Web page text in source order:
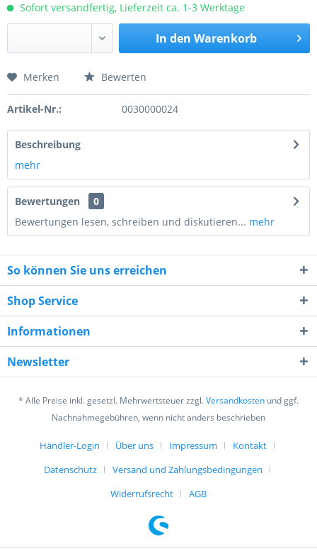
Sofort versandfertig, Lieferzeit ca. 1-3 Werktage
In den Warenkorb
Preis anfragen
8 - 8 = ?
verstanden und stimme zu. *
Mit * gekennzeichnete Felder sind Pflichtfelder.
Merken Bewerten
Artikel-Nr.: 0030000024
Beschreibung
mehr
Bewertungen
0
Bewertungen lesen, schreiben und diskutieren... mehr
So können Sie uns erreichen
Shop Service
Informationen
Newsletter
* Alle Preise inkl. gesetzl. Mehrwertsteuer zzgl.Versandkosten und ggf.
Nachnahmegebühren, wenn nicht anders beschrieben
Händler-Login Über uns Impressum
Kontakt
Datenschutz
Versand und Zahlungsbedingungen
Widerrufsrecht
AGB